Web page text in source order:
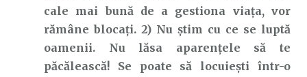
cale mai bună de a gestiona viața, vor
rămâne blocați. 2) Nu știm cu ce se luptă
oamenii. Nu lăsa aparențele să te
păcălească! Se poate să locuiești într-o